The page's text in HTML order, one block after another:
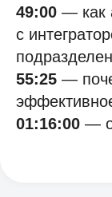
49:00 — как
с
55:25 —
01:16:00 —
Ответим
заполните